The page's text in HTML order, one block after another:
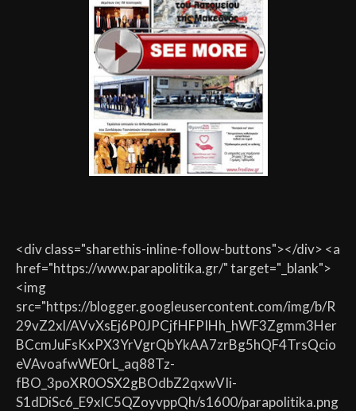
<div class="sharethis-inline-follow-buttons"></div> <a
href="https://www.parapolitika.gr/" target="_blank">
<img
src="https://blogger.googleusercontent.com/img/b/R
29vZ2xl/AVvXsEj6P0JPCjfHFPIHh_hWF3Zgmm3Her
BCcmJuFsKxPX3YrVgrQbYkAA7zrBg5hQF4TrsQcio
eVAvoafwWE0rL_aq88Tz-
fBO_3poXR0OSX2gBOdbZ2qxwVIi-
S1dDiSc6_E9xlC5QZoyvppQh/s1600/parapolitika.png